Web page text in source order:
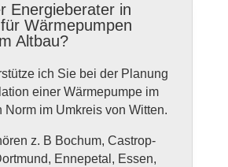
Energieberater in
Wärmepumpen
Altbau?
ich Sie bei der Planung
einer Wärmepumpe im
Norm im Umkreis von Witten.
z. B Bochum, Castrop-
Ennepetal, Essen,